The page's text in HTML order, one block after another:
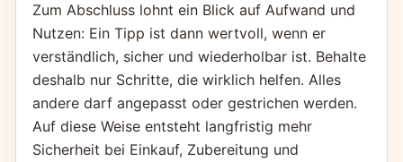
Zum Abschluss lohnt ein Blick auf Aufwand und
Nutzen: Ein Tipp ist dann wertvoll, wenn er
verständlich, sicher und wiederholbar ist. Behalte
deshalb nur Schritte, die wirklich helfen. Alles
andere darf angepasst oder gestrichen werden.
Auf diese Weise entsteht langfristig mehr
Sicherheit bei Einkauf, Zubereitung und